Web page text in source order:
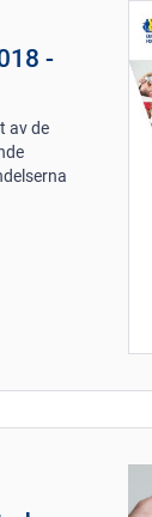
-
av de